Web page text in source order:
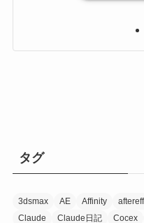
タグ
3dsmax AE Affinity
Claude
Claude日記 Cocex